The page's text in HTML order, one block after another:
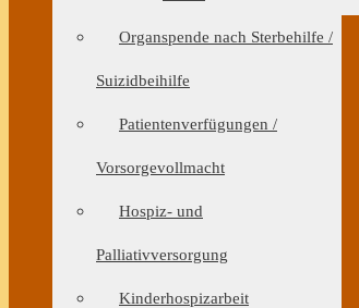
Organspende nach Sterbehilfe /
Suizidbeihilfe
Patientenverfügungen /
Vorsorgevollmacht
Hospiz- und
Palliativversorgung
Kinderhospizarbeit